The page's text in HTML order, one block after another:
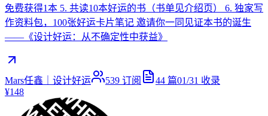
免费获得1本 5. 共读10本好运的书（书单见介绍页） 6. 独家写
作资料包，100张好运卡片笔记 邀请你一同见证本书的诞生
——《设计好运：从不确定性中获益》
Mars任鑫｜设计好运 539 订阅 44 篇01/31 收录
¥148